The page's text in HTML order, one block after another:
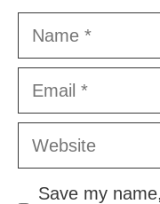
Name
Email
Website
Save my